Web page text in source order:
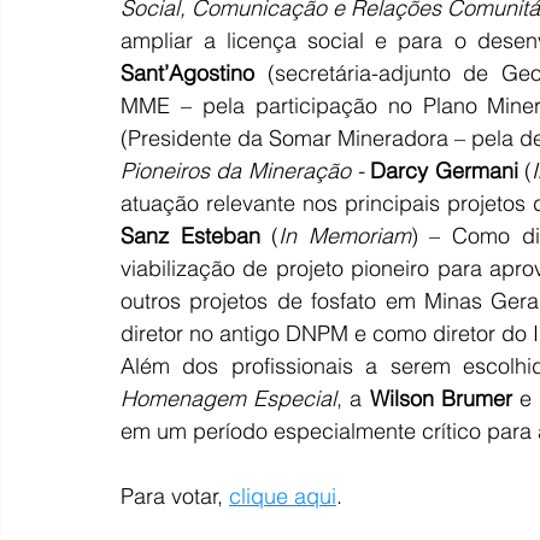
Social, Comunicação e Relações
ampliar a licença social e para o
Sant’Agostino (secretária-adjunto de
MME – pela participação no Plano
(Presidente da Somar Mineradora – pela
Pioneiros da Mineração - Darcy Germani (
atuação relevante nos principais
Sanz Esteban (In Memoriam) – Como
viabilização de projeto pioneiro para
outros projetos de fosfato em Minas
diretor no antigo DNPM e como diretor do
Homenagem Especial, a Wilson Brumer e
em um período especialmente crítico
Para votar, clique aqui.